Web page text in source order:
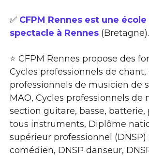
✅ CFPM Rennes est une école
spectacle à Rennes (Bretagne).
⭐ CFPM Rennes propose des
Cycles professionnels de chant,
professionnels de musicien de
MAO, Cycles professionnels de
section guitare, basse, batterie,
tous instruments, Diplôme
supérieur professionnel (DNSP)
comédien, DNSP danseur,